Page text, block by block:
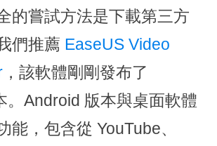
的嘗試方法是下載第三方
們推薦 EaseUS Video
，該軟體剛剛發布了
。Android 版本與桌面軟體
能，包含從 YouTube、